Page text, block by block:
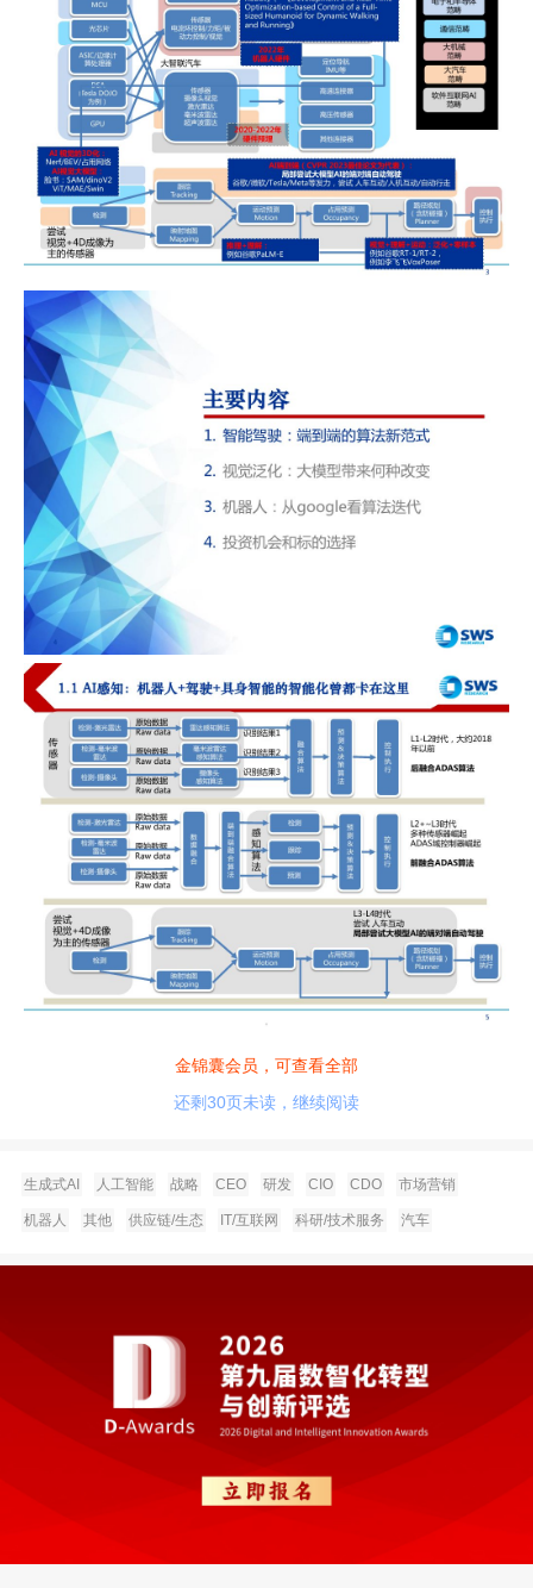
金锦囊会员，可查看全部
还剩30页未读，继续阅读
生成式AI 人工智能 战略 CEO 研发 CIO CDO 市场营销
机器人 其他 供应链/生态 IT/互联网 科研/技术服务 汽车